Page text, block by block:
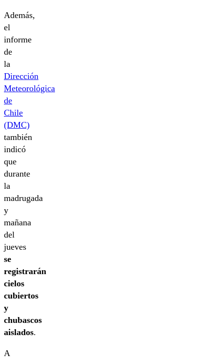
Además,
el
informe
de
la
Dirección
Meteorológica
de
Chile
(DMC)
también
indicó
que
durante
la
madrugada
y
mañana
del
jueves
se
registrarán
cielos
cubiertos
y
chubascos
aislados.
A